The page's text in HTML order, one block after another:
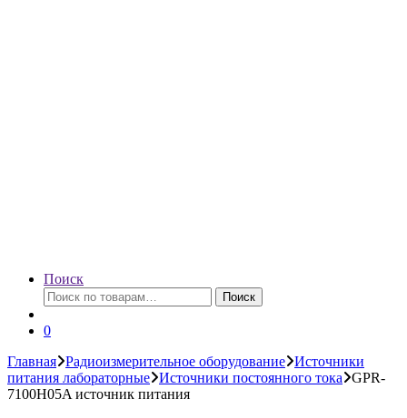
Поиск
Искать:
Поиск
0
Главная Радиоизмерительное оборудование Источники
питания лабораторные Источники постоянного тока
GPR-
7100H05A источник питания